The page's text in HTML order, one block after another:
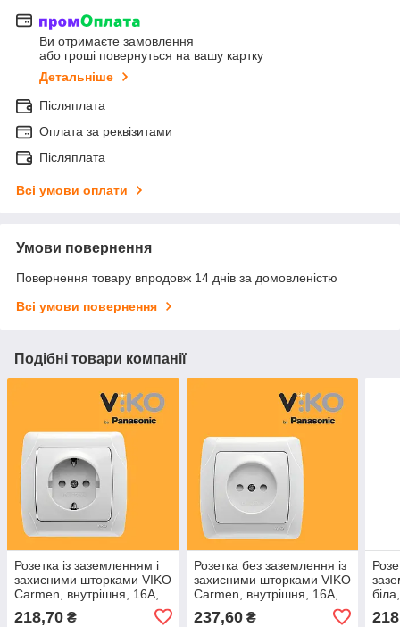
Ви отримаєте замовлення
або гроші повернуться на вашу картку
Детальніше
Післяплата
Оплата за реквізитами
Післяплата
Всі умови оплати
Умови повернення
Повернення товару впродовж 14 днів за домовленістю
Всі умови повернення
Подібні товари компанії
Розетка із заземленням і
захисними шторками VIKO
Carmen, внутрішня, 16А,
218,70 ₴
Розетка без заземлення із
захисними шторками VIKO
Carmen, внутрішня, 16А,
237,60₴